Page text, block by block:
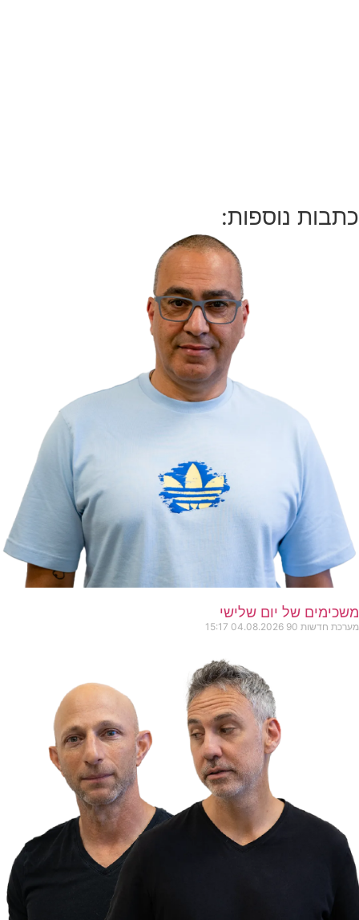
כתבות נוספות:
משכימים של יום שלישי
מערכת חדשות 90 04.08.2026
15:17